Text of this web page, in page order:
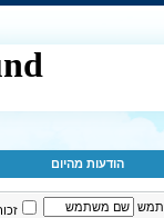
הודעות מהיום